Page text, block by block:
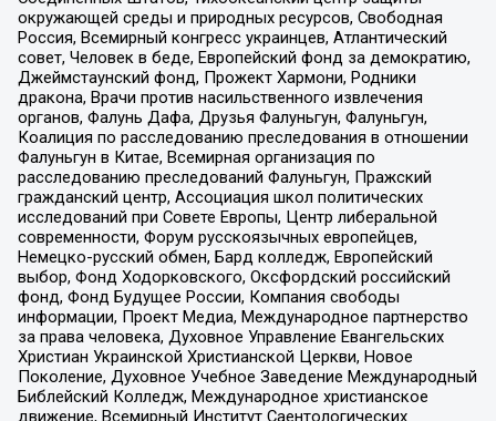
окружающей среды и природных ресурсов, Свободная
Россия, Всемирный конгресс украинцев, Атлантический
совет, Человек в беде, Европейский фонд за демократию,
Джеймстаунский фонд, Прожект Хармони, Родники
дракона, Врачи против насильственного извлечения
органов, Фалунь Дафа, Друзья Фалуньгун, Фалуньгун,
Коалиция по расследованию преследования в отношении
Фалуньгун в Китае, Всемирная организация по
расследованию преследований Фалуньгун, Пражский
гражданский центр, Ассоциация школ политических
исследований при Совете Европы, Центр либеральной
современности, Форум русскоязычных европейцев,
Немецко-русский обмен, Бард колледж, Европейский
выбор, Фонд Ходорковского, Оксфордский российский
фонд, Фонд Будущее России, Компания свободы
информации, Проект Медиа, Международное партнерство
за права человека, Духовное Управление Евангельских
Христиан Украинской Христианской Церкви, Новое
Поколение, Духовное Учебное Заведение Международный
Библейский Колледж, Международное христианское
движение, Всемирный Институт Саентологических